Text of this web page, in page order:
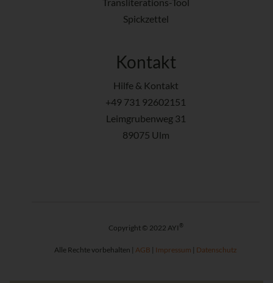
Spickzettel
Kontakt
Hilfe & Kontakt
+49 731 92602151
Leimgrubenweg 31
89075 Ulm
Copyright © 2022 AYI ®
Alle Rechte vorbehalten | AGB | Impressum | Datenschutz